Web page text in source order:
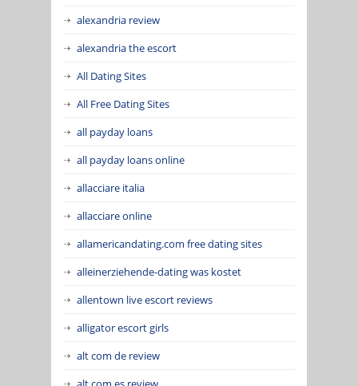
alexandria review
alexandria the escort
All Dating Sites
All Free Dating Sites
all payday loans
all payday loans online
allacciare italia
allacciare online
allamericandating.com free dating sites
alleinerziehende-dating was kostet
allentown live escort reviews
alligator escort girls
alt com de review